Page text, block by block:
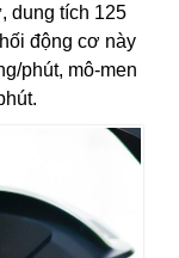
dung tích 125
động cơ này
phút, mô-men